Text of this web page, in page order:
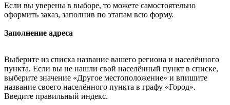
Если вы уверены в выборе, то можете самостоятельно
оформить заказ, заполнив по этапам всю форму.
Заполнение адреса
Выберите из списка название вашего региона и населённого
пункта. Если вы не нашли свой населённый пункт в списке,
выберите значение «Другое местоположение» и впишите
название своего населённого пункта в графу «Город».
Введите правильный индекс.